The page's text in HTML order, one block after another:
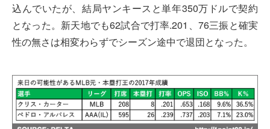
込んでいたが、結局ヤンキースと単年350万ドルで契約
となった。新天地でも62試合で打率.201、76三振と確実
性の無さは相変わらずでシーズン途中で退団となった。